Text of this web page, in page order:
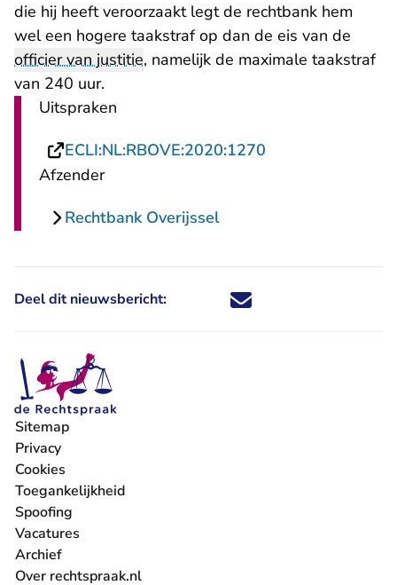
die hij heeft veroorzaakt legt de rechtbank hem
wel een hogere taakstraf op dan de eis van de
officier van justitie, namelijk de maximale taakstraf
van 240 uur.
Uitspraken
ECLI:NL:RBOVE:2020:1270
Afzender
Rechtbank Overijssel
Deel dit nieuwsbericht: Deel dit nieuwsbericht via X -
Deel dit nieuwsbericht via
Deel dit nieuwsbericht
Deel dit
Sitemap
Privacy
Cookies
Toegankelijkheid
Spoofing
Vacatures
- U verlaat Rechtspraak.nl
Archief
Over rechtspraak.nl